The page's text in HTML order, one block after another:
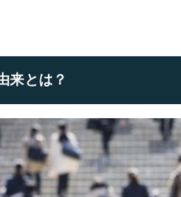
来とは？